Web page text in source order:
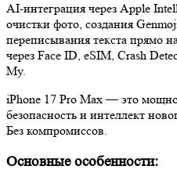
AI-интеграция через Apple
очистки фото, создания
переписывания текста прямо
через Face ID, eSIM, Crash
My.
iPhone 17 Pro Max — это
безопасность и интеллект
Без компромиссов.
Основные особенности: